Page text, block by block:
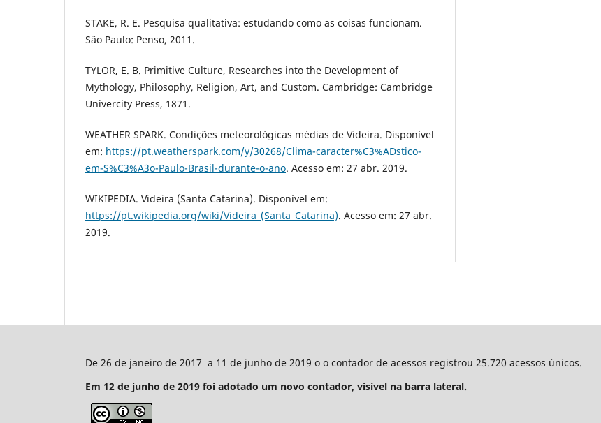
STAKE, R. E. Pesquisa qualitativa: estudando como as coisas funcionam.
São Paulo: Penso, 2011.
TYLOR, E. B. Primitive Culture, Researches into the Development of
Mythology, Philosophy, Religion, Art, and Custom. Cambridge: Cambridge
Univercity Press, 1871.
WEATHER SPARK. Condições meteorológicas médias de Videira. Disponível
em: https://pt.weatherspark.com/y/30268/Clima-caracter%C3%ADstico-
em-S%C3%A3o-Paulo-Brasil-durante-o-ano. Acesso em: 27 abr. 2019.
WIKIPEDIA. Videira (Santa Catarina). Disponível em:
https://pt.wikipedia.org/wiki/Videira_(Santa_Catarina). Acesso em: 27 abr.
2019.
De 26 de janeiro de 2017 a 11 de junho de 2019 o o contador de acessos registrou 25.720 acessos únicos.
Em 12 de junho de 2019 foi adotado um novo contador, visível na barra lateral.